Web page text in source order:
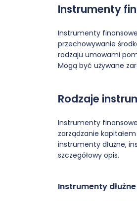
Instrumenty
Instrumenty
przechowywanie
rodzaju umowami
Mogą być używane
Rodzaje
Instrumenty
zarządzanie
instrumenty dłużne,
szczegółowy opis.
Instrumenty dłużne